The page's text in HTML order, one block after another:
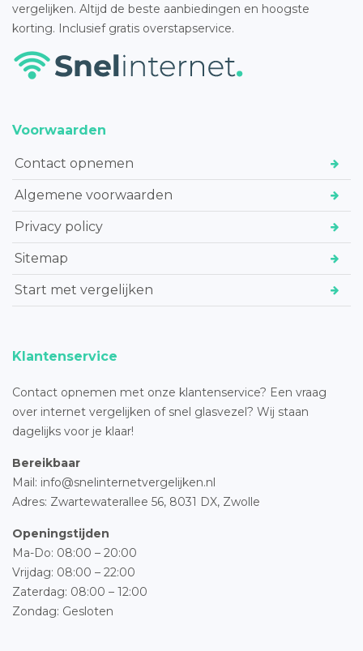
vergelijken. Altijd de beste aanbiedingen en hoogste
korting. Inclusief gratis overstapservice.
Voorwaarden
Contact opnemen
Algemene voorwaarden
Privacy policy
Sitemap
Start met vergelijken
Klantenservice
Contact opnemen met onze klantenservice? Een vraag
over internet vergelijken of snel glasvezel? Wij staan
dagelijks voor je klaar!
Bereikbaar
Mail: info@snelinternetvergelijken.nl
Adres: Zwartewaterallee 56, 8031 DX, Zwolle
Openingstijden
Ma-Do: 08:00 – 20:00
Vrijdag: 08:00 – 22:00
Zaterdag: 08:00 – 12:00
Zondag: Gesloten